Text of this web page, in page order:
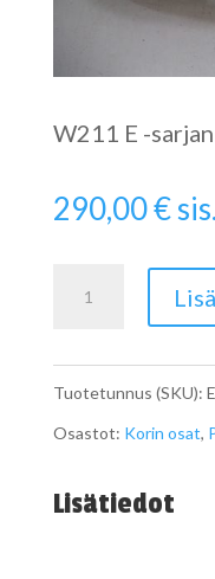
W211 E -
290,00€
määrä
Tuotetunnus (SKU):
Osastot: Korin osat,
Lisätiedot